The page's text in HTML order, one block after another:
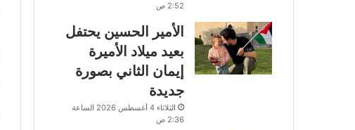
2:52 ص
الأمير الحسين يحتفل
بعيد ميلاد الأميرة
إيمان الثاني بصورة
جديدة
الثلاثاء 4 أغسطس 2026 الساعة
2:36 ص